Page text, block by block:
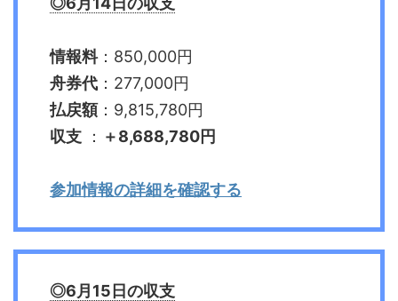
情報料：850,000円
舟券代 ：277,000円
払戻額：9,815,780円
収支 ： ＋8,688,780円
参加情報の詳細を確認する
◎6月15日の収支